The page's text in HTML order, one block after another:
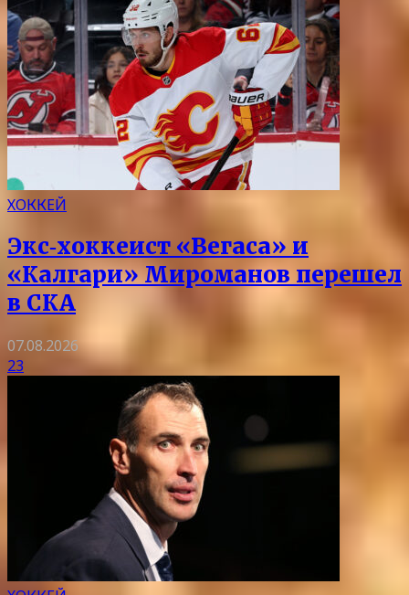
ХОККЕЙ
Экс‑хоккеист «Вегаса» и
«Калгари» Мироманов перешел
в СКА
07.08.2026
23